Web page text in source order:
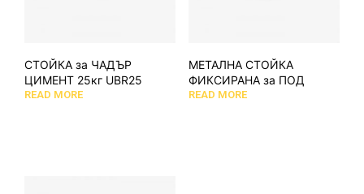
СТОЙКА за ЧАДЪР
ЦИМЕНТ 25кг UBR25
READ MORE
МЕТАЛНА СТОЙКА
ФИКСИРАНА за ПОД
READ MORE